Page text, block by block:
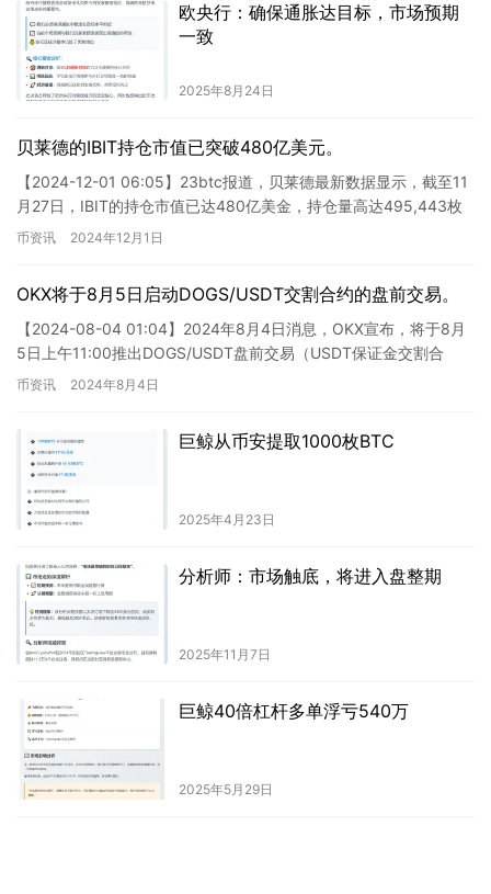
欧央行：确保通胀达目标，市场预期
一致
2025年8月24日
贝莱德的IBIT持仓市值已突破480亿美元。
【2024-12-01 06:05】23btc报道，贝莱德最新数据显示，截至11
月27日，IBIT的持仓市值已达480亿美金，持仓量高达495,443枚
BTC。 根据23btc的报…
币资讯 2024年12月1日
OKX将于8月5日启动DOGS/USDT交割合约的盘前交易。
【2024-08-04 01:04】2024年8月4日消息，OKX宣布，将于8月
5日上午11:00推出DOGS/USDT盘前交易（USDT保证金交割合
约）。DOGS的灵感来自于Te…
币资讯 2024年8月4日
巨鲸从币安提取1000枚BTC
2025年4月23日
分析师：市场触底，将进入盘整期
2025年11月7日
巨鲸40倍杠杆多单浮亏540万
2025年5月29日